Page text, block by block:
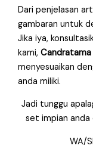
Dari penjelasan
gambaran untuk
Jika iya,
kami,
menyesuaikan
anda miliki.
Jadi tunggu
set impian anda
WA/